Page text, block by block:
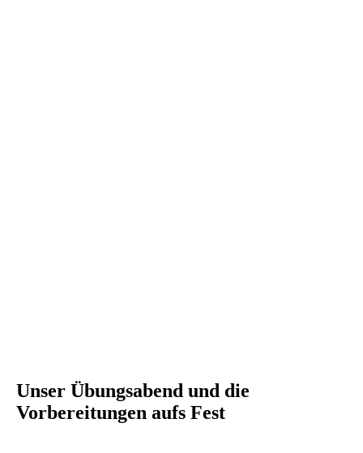
Unser Übungsabend und die
Vorbereitungen aufs Fest